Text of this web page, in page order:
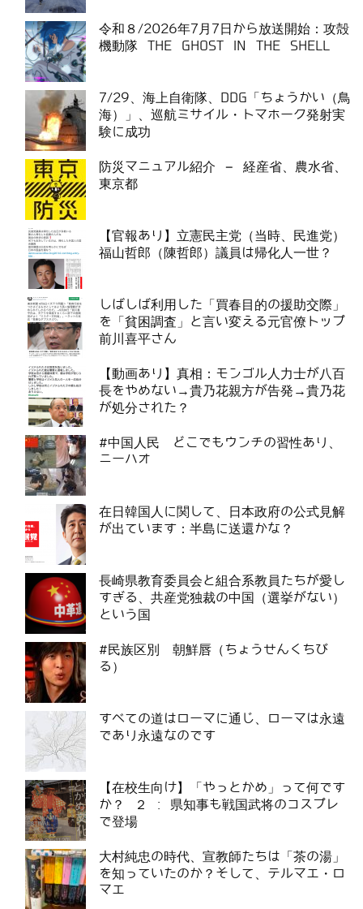
令和８/2026年7月7日から放送開始：攻殻
機動隊 THE GHOST IN THE SHELL
7/29、海上自衛隊、DDG「ちょうかい（鳥
海）」、巡航ミサイル・トマホーク発射実
験に成功
防災マニュアル紹介 – 経産省、農水省、
東京都
【官報あり】立憲民主党（当時、民進党）
福山哲郎（陳哲郎）議員は帰化人一世？
しばしば利用した「買春目的の援助交際」
を「貧困調査」と言い変える元官僚トップ
前川喜平さん
【動画あり】真相：モンゴル人力士が八百
長をやめない→貴乃花親方が告発→貴乃花
が処分された？
#中国人民 どこでもウンチの習性あり、
ニーハオ
在日韓国人に関して、日本政府の公式見解
が出ています：半島に送還かな？
長崎県教育委員会と組合系教員たちが愛し
すぎる、共産党独裁の中国（選挙がない）
という国
#民族区別 朝鮮唇（ちょうせんくちび
る）
すべての道はローマに通じ、ローマは永遠
であり永遠なのです
【在校生向け】「やっとかめ」って何です
か？ ２ : 県知事も戦国武将のコスプレ
で登場
大村純忠の時代、宣教師たちは「茶の湯」
を知っていたのか？そして、テルマエ・ロ
マエ